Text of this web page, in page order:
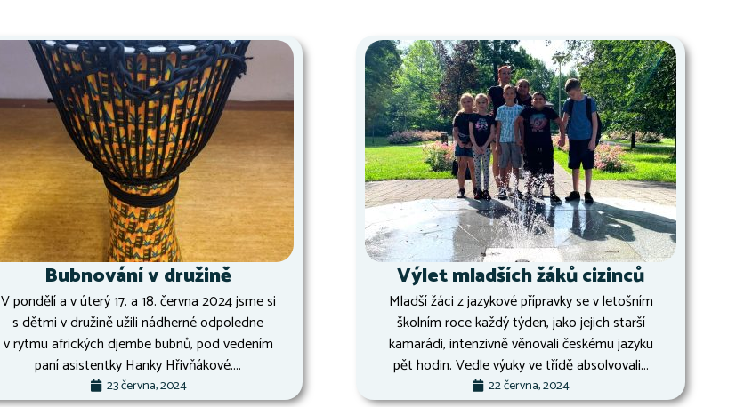
Bubnování v družině
V pondělí a v úterý 17. a 18. června 2024 jsme si
s dětmi v družině užili nádherné odpoledne
v rytmu afrických djembe bubnů, pod vedením
paní asistentky Hanky Hřivňákové....
23 června, 2024
Výlet mladších žáků cizinců
Mladší žáci z jazykové přípravky se v letošním
školním roce každý týden, jako jejich starší
kamarádi, intenzivně věnovali českému jazyku
pět hodin. Vedle výuky ve třídě absolvovali...
22 června, 2024